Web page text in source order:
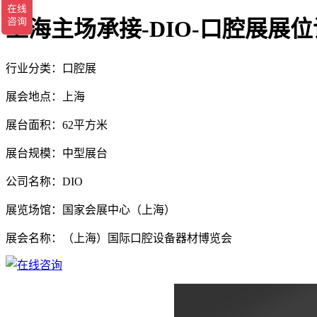
上海主场承接-DIO-口腔展展
行业分类：口腔展
展会地点：上海
展台面积：62平方米
展台规模：中型展台
公司名称：DIO
展览场馆：国家会展中心（上海）
展会名称：（上海）国际口腔设备器材博览会